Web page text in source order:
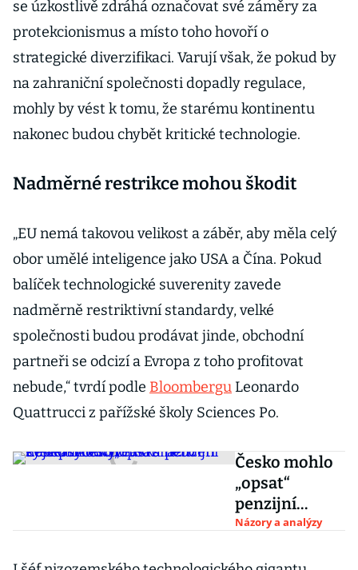
se úzkostlivě zdráhá označovat své záměry za
protekcionismus a místo toho hovoří o
strategické diverzifikaci. Varují však, že pokud by
na zahraniční společnosti dopadly regulace,
mohly by vést k tomu, že starému kontinentu
nakonec budou chybět kritické technologie.
Nadměrné restrikce mohou škodit
„EU nemá takovou velikost a záběr, aby měla celý
obor umělé inteligence jako USA a Čína. Pokud
balíček technologické suverenity zavede
nadměrně restriktivní standardy, velké
společnosti budou prodávat jinde, obchodní
partneři se odcizí a Evropa z toho profitovat
nebude,“ tvrdí podle BloomberguLeonardo
Quattrucci z pařížské školy Sciences Po.
Česko mohlo
„opsat“
penzijní
systémy od
Polska. Ale
Názory a analýzy